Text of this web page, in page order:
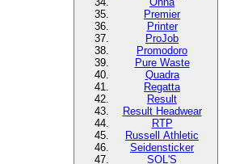
Premier
Printer
ProJob
Promodoro
Pure Waste
Quadra
Regatta
Result
Result Headwear
RTP
Russell Athletic
Seidensticker
SOL'S